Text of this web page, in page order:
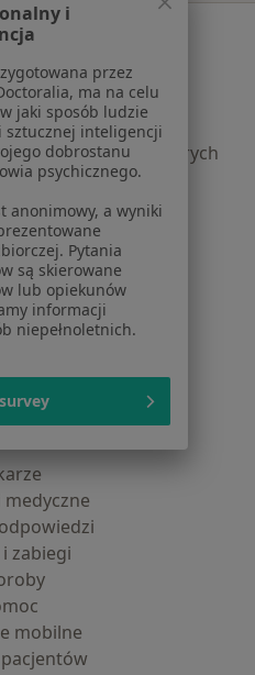
pacjentów
profesjonalistów
profesjonalistów, których
samodzielnie
cookies
wyszukiwania
nas
medyczne
i zabiegi
mobilne
i
przez
ma na celu
jaki sposób ludzie
sztucznej inteligencji
dobrostanu
psychicznego.
anonimowy, a wyniki
Pytania
są skierowane
lub opiekunów
informacji
niepełnoletnich.